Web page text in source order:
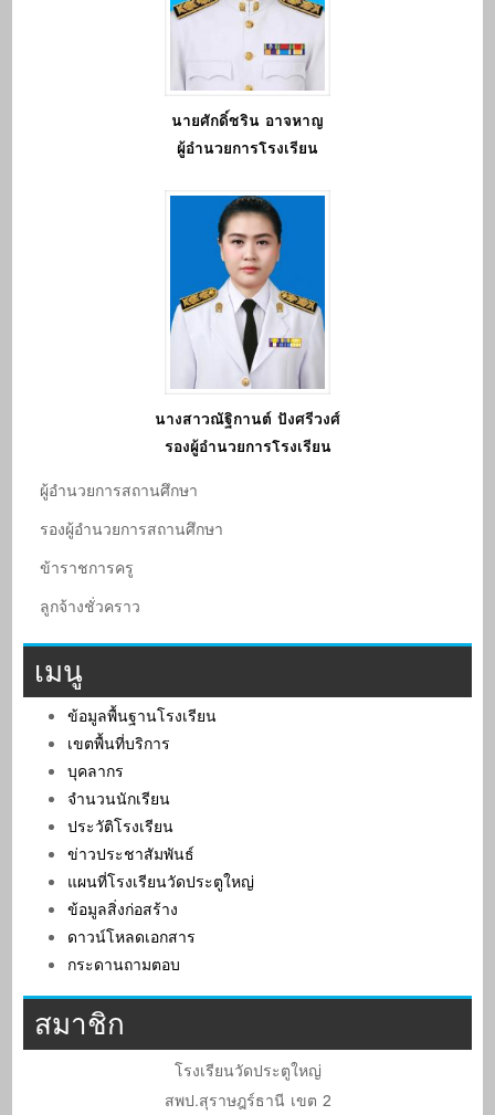
นายศักดิ์ชริน อาจหาญ
ผู้อำนวยการโรงเรียน
นางสาวณัฐิกานต์ ปังศรีวงศ์
รองผู้อำนวยการโรงเรียน
ผู้อํานวยการสถานศึกษา
รองผู้อํานวยการสถานศึกษา
ข้าราชการครู
ลูกจ้างชั่วคราว
เมนู
ข้อมูลพื้นฐานโรงเรียน
เขตพื้นที่บริการ
บุคลากร
จำนวนนักเรียน
ประวัติโรงเรียน
ข่าวประชาสัมพันธ์
แผนที่โรงเรียนวัดประตูใหญ่
ข้อมูลสิ่งก่อสร้าง
ดาวน์โหลดเอกสาร
กระดานถามตอบ
สมาชิก
โรงเรียนวัดประตูใหญ่
สพป.สุราษฎร์ธานี เขต 2